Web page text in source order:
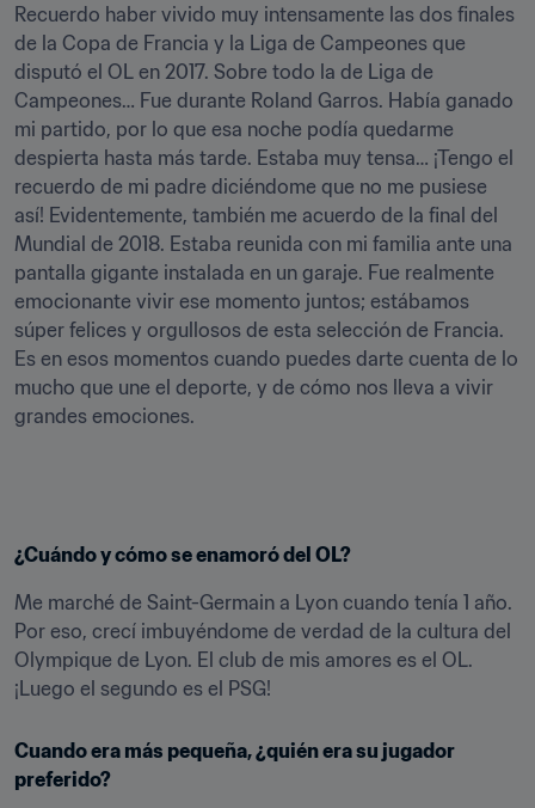
Recuerdo haber vivido muy intensamente las dos finales
de la Copa de Francia y la Liga de Campeones que
disputó el OL en 2017. Sobre todo la de Liga de
Campeones… Fue durante Roland Garros. Había ganado
mi partido, por lo que esa noche podía quedarme
despierta hasta más tarde. Estaba muy tensa… ¡Tengo el
recuerdo de mi padre diciéndome que no me pusiese
así! Evidentemente, también me acuerdo de la final del
Mundial de 2018. Estaba reunida con mi familia ante una
pantalla gigante instalada en un garaje. Fue realmente
emocionante vivir ese momento juntos; estábamos
súper felices y orgullosos de esta selección de Francia.
Es en esos momentos cuando puedes darte cuenta de lo
mucho que une el deporte, y de cómo nos lleva a vivir
grandes emociones.
¿Cuándo y cómo se enamoró del OL?
Me marché de Saint-Germain a Lyon cuando tenía 1 año.
Por eso, crecí imbuyéndome de verdad de la cultura del
Olympique de Lyon. El club de mis amores es el OL.
¡Luego el segundo es el PSG!
Cuando era más pequeña, ¿quién era su jugador
preferido?